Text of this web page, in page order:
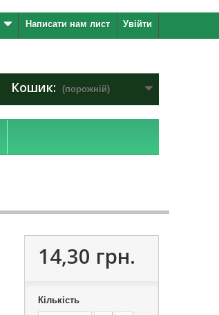
Увійти
Написати нам лист
Кошик: (порожній)
14,30 грн.
Кількість